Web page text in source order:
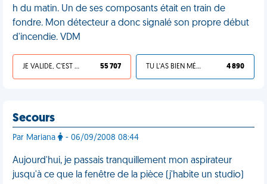
h du matin. Un de ses composants était en train de
fondre. Mon détecteur a donc signalé son propre début
d'incendie. VDM
JE VALIDE, C'EST UNE VDM 55 707 TU L'AS BIEN MÉRITÉ 4 890
Secours
Par Mariana - 06/09/2008 08:44
Aujourd'hui, je passais tranquillement mon aspirateur
jusqu'à ce que la fenêtre de la pièce (j'habite un studio)